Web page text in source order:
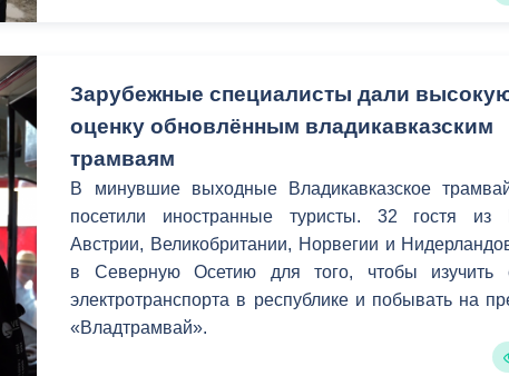
Зарубежные специалисты дали
оценку обновлённым владикавказским
трамваям
В минувшие выходные Владикавказское
посетили иностранные туристы. 32 гостя из
Австрии, Великобритании, Норвегии и
в Северную Осетию для того, чтобы изучить
электротранспорта в республике и побывать на
«Владтрамвай».